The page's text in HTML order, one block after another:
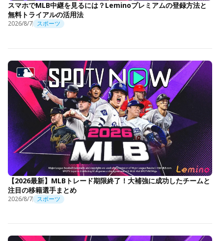
スマホでMLB中継を見るには？Leminoプレミアムの登録方法と
無料トライアルの活用法
2026/8/7 スポーツ
【2026最新】MLBトレード期限終了！大補強に成功したチームと
注目の移籍選手まとめ
2026/8/7 スポーツ